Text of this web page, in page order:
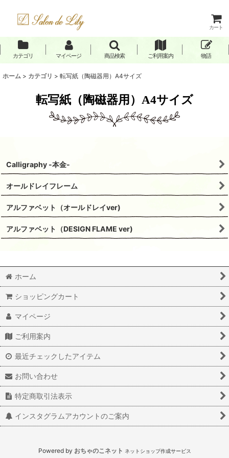
カート
カテゴリ マイページ 商品検索 ご利用案内 物語
ホーム > カテゴリ > 転写紙（陶磁器用）A4サイズ
転写紙（陶磁器用）A4サイズ
Calligraphy -本金-
オールドレイフレーム
アルファベット（オールドレイver)
アルファベット（DESIGN FLAME ver)
ホーム
ショッピングカート
マイページ
ご利用案内
最近チェックしたアイテム
お問い合わせ
特定商取引法表示
インスタグラムアカウントのご案内
Powered by おちゃのこネット ネットショップ作成サービス